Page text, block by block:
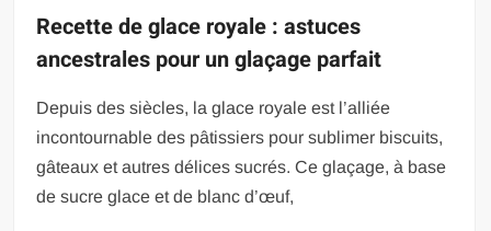
Recette de glace royale : astuces
ancestrales pour un glaçage parfait
Depuis des siècles, la glace royale est l’alliée
incontournable des pâtissiers pour sublimer biscuits,
gâteaux et autres délices sucrés. Ce glaçage, à base
de sucre glace et de blanc d’œuf,